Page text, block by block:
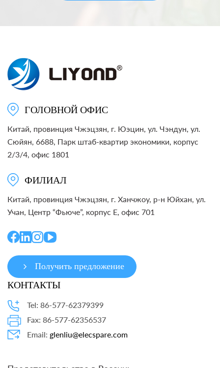
ГОЛОВНОЙ ОФИС
Китай, провинция Чжэцзян, г. Юэцин, ул. Чэндун, ул.
Сюйян, 6688, Парк штаб-квартир экономики, корпус
2/3/4, офис 1801
ФИЛИАЛ
Китай, провинция Чжэцзян, г. Ханчжоу, р-н Юйхан, ул.
Учан, Центр “Фьюче”, корпус E, офис 701
Получить предложение
КОНТАКТЫ
Tel: 86-577-62379399
Fax: 86-577-62356537
Email: glenliu@elecspare.com